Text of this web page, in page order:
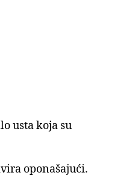
usta koja su
oponašajući.